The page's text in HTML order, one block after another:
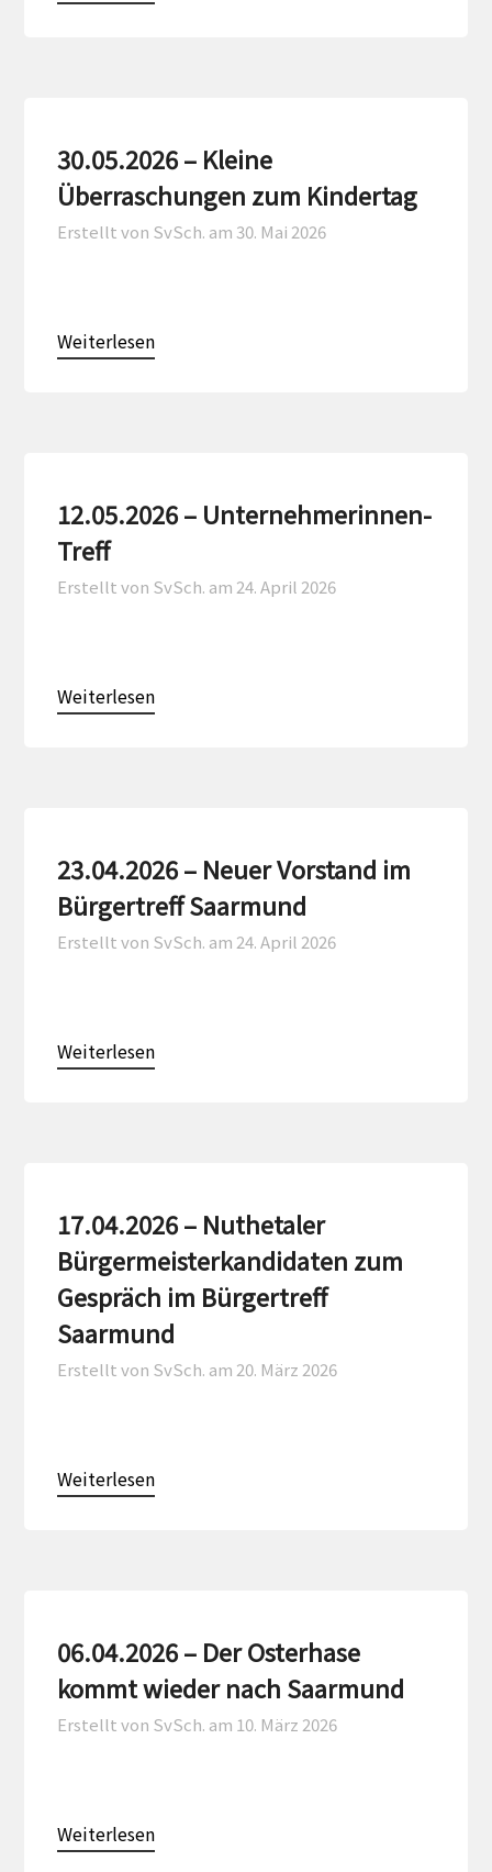
30.05.2026 – Kleine
Überraschungen zum Kindertag
Erstellt von SvSch. am 30. Mai 2026
Weiterlesen
12.05.2026 – Unternehmerinnen-
Treff
Erstellt von SvSch. am 24. April 2026
Weiterlesen
23.04.2026 – Neuer Vorstand im
Bürgertreff Saarmund
Erstellt von SvSch. am 24. April 2026
Weiterlesen
17.04.2026 – Nuthetaler
Bürgermeisterkandidaten zum
Gespräch im Bürgertreff
Saarmund
Erstellt von SvSch. am 20. März 2026
Weiterlesen
06.04.2026 – Der Osterhase
kommt wieder nach Saarmund
Erstellt von SvSch. am 10. März 2026
Weiterlesen